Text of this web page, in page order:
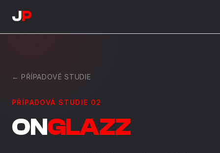
JP
← PŘÍPADOVÉ STUDIE
PŘÍPADOVÁ STUDIE 02
ONGLAZZ